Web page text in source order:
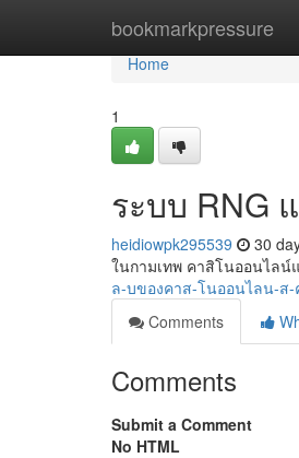
bookmarkpressure
Home
Home
1
ระบบ RNG
heidiowpk295539 30
ในกามเทพ คาสิโนออนไลน์
ล-บของคาส-โนออนไลน-ส-
Comments
Comments
Submit a Comment
No HTML